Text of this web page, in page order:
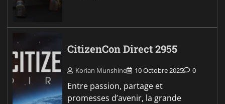
CitizenCon Direct 2955
Korian Munshine 10 Octobre 2025 0
Entre passion, partage et
promesses d’avenir, la grande